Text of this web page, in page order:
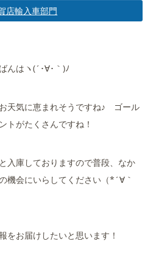
査定のご案内
会社概要
店輸入車部門
んはヽ(´･∀･｀)ﾉ
天気に恵まれそうですね♪ ゴール
トがたくさんですね！
入庫しておりますので普段、なか
機会にいらしてください（*´∀｀
お届けしたいと思います！